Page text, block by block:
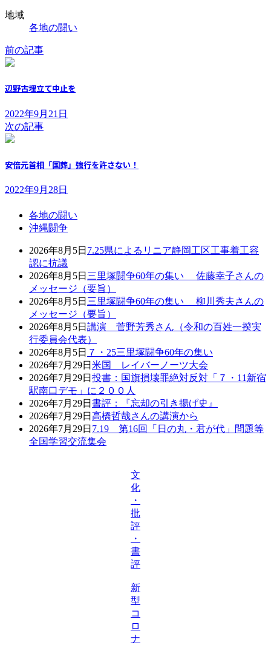
地域
各地の闘い
前の記事
辺野古埋立て中止を
2022年9月21日
次の記事
安倍元首相「国葬」強行を許さない！
2022年9月28日
各地の闘い
沖縄闘争
2026年8月5日 7.25県によるリニア静岡工区工事着工容
認に抗議
2026年8月5日 三里塚闘争60年の集い 佐藤幸子さんの
メッセージ（要旨）
2026年8月5日 三里塚闘争60年の集い 柳川秀夫さんの
メッセージ（要旨）
2026年8月5日 講演 菅野芳秀さん（令和の百姓一揆実
行委員会代表）
2026年8月5日 ７・25三里塚闘争60年の集い
2026年7月29日 米国 レイバーノーツ大会
2026年7月29日 投書：国旗損壊罪絶対反対「７・11新宿
駅南口デモ」に２００人
2026年7月29日 書評：『忘却の引き揚げ史』
2026年7月29日 高橋哲哉さんの講演から
2026年7月29日 7.19 第16回「日の丸・君が代」問題等
全国学習交流集会
文
化
・
批
評
・
書
評
新
型
コ
ロ
ナ